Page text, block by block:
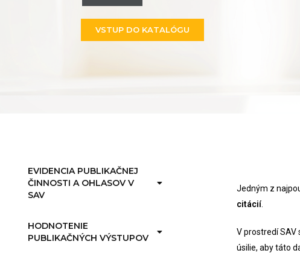
VSTUP DO KATALÓGU
EVIDENCIA PUBLIKAČNEJ
ČINNOSTI A OHLASOV V
SAV
HODNOTENIE
PUBLIKAČNÝCH VÝSTUPOV
Jedným z
citácií
V prostredí SAV
úsilie, aby táto